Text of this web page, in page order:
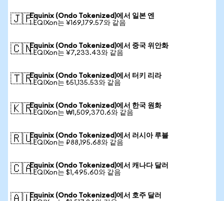
🇯🇵Equinix (Ondo Tokenized)에서 일본 엔
1 EQIXon는 ¥169,179.57와 같음
🇨🇳Equinix (Ondo Tokenized)에서 중국 위안화
1 EQIXon는 ¥7,233.43와 같음
🇹🇷Equinix (Ondo Tokenized)에서 터키 리라
1 EQIXon는 ₺51,135.53와 같음
🇰🇷Equinix (Ondo Tokenized)에서 한국 원화
1 EQIXon는 ₩1,509,370.6와 같음
🇷🇺Equinix (Ondo Tokenized)에서 러시아 루블
1 EQIXon는 ₽88,195.68와 같음
🇨🇦Equinix (Ondo Tokenized)에서 캐나다 달러
1 EQIXon는 $1,495.60와 같음
Equinix (Ondo Tokenized)에서 호주 달러